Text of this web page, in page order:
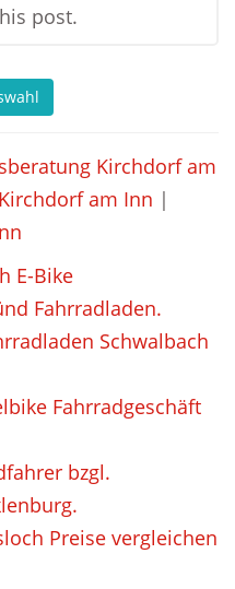
post.
Kirchdorf am
am Inn |
E-Bike
Fahrradladen.
Schwalbach
Fahrradgeschäft
bzgl.
Preise vergleichen